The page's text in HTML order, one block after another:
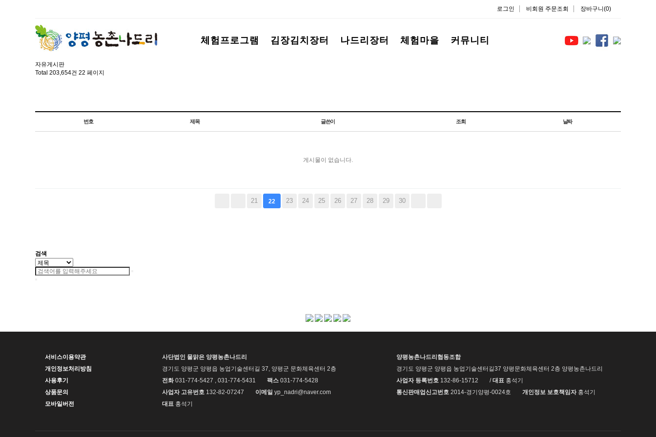
로그인 비회원 주문조회 장바구니(0)
체험프로그램 김장김치장터 나드리장터 체험마을 커뮤니티
자유게시판
Total 203,654건 22 페이지
번호 제목 글쓴이 조회 날짜
게시물이 없습니다.
21 22 23 24 25 26 27 28 29 30
검색
서비스이용약관
개인정보처리방침
사용후기
상품문의
모바일버전
사단법인 물맑은 양평농촌나드리
경기도 양평군 양평읍 농업기술센터길 37, 양평군 문화체육센터 2층
전화031-774-5427 , 031-774-5431 팩스 031-774-5428
사업자 고유번호 132-82-07247 이메일 yp_nadri@naver.com
대표 홍석기
양평농촌나드리협동조합
경기도 양평군 양평읍 농업기술센터길37 양평문화체육센터 2층 양평농촌나드리
사업자 등록번호 132-86-15712 /대표 홍석기
통신판매업신고번호 2014-경기양평-0024호 개인정보 보호책임자홍석기